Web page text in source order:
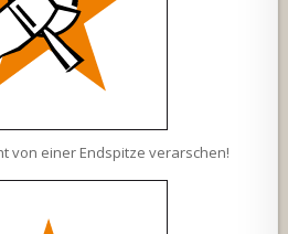
von einer Endspitze verarschen!